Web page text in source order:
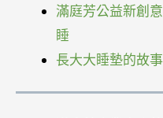
滿庭芳公益新創
睡
長大大睡墊的故